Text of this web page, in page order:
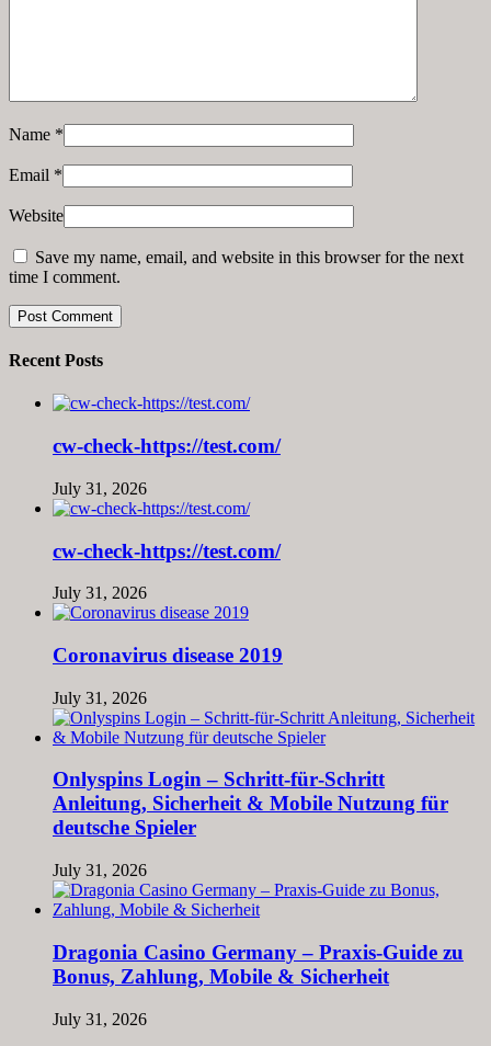
Name *
Email *
Website
Save my name, email, and website in this browser for the next
time I comment.
Recent Posts
cw-check-https://test.com/
July 31, 2026
cw-check-https://test.com/
July 31, 2026
Coronavirus disease 2019
July 31, 2026
Onlyspins Login – Schritt‑für‑Schritt
Anleitung, Sicherheit & Mobile Nutzung für
deutsche Spieler
July 31, 2026
Dragonia Casino Germany – Praxis‑Guide zu
Bonus, Zahlung, Mobile & Sicherheit
July 31, 2026